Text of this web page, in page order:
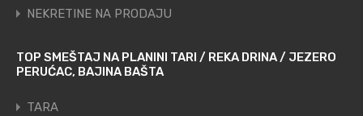
NEKRETINE NA PRODAJU
TOP SMEŠTAJ NA PLANINI TARI / REKA DRINA / JEZERO
PERUĆAC, BAJINA BAŠTA
TARA